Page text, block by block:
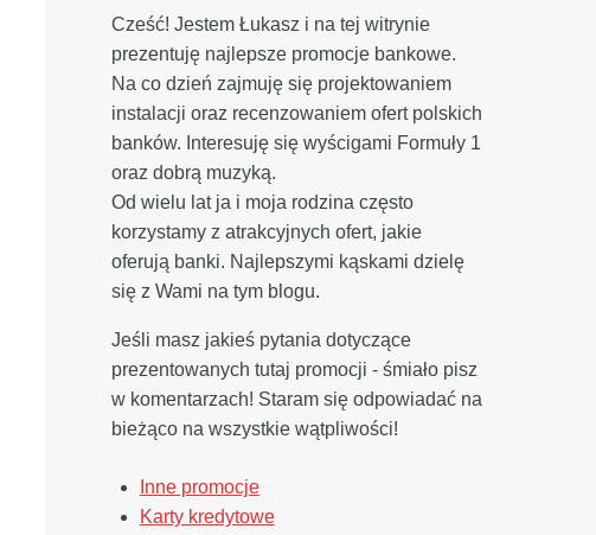
Cześć! Jestem Łukasz i na tej witrynie
prezentuję najlepsze promocje bankowe.
Na co dzień zajmuję się projektowaniem
instalacji oraz recenzowaniem ofert polskich
banków. Interesuję się wyścigami Formuły 1
oraz dobrą muzyką.
Od wielu lat ja i moja rodzina często
korzystamy z atrakcyjnych ofert, jakie
oferują banki. Najlepszymi kąskami dzielę
się z Wami na tym blogu.
Jeśli masz jakieś pytania dotyczące
prezentowanych tutaj promocji - śmiało pisz
w komentarzach! Staram się odpowiadać na
bieżąco na wszystkie wątpliwości!
Inne promocje
Karty kredytowe